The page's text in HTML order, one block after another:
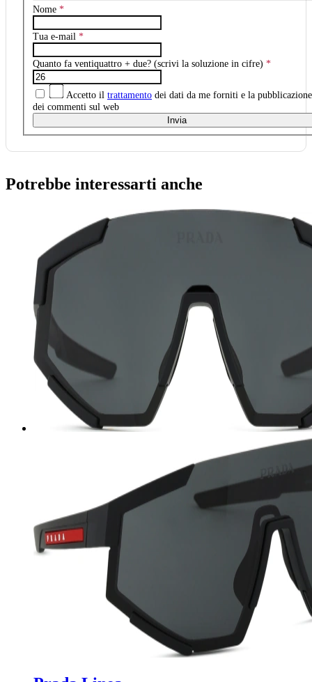
Nome *
Tua e-mail *
Quanto fa ventiquattro + due? (scrivi la soluzione in cifre) *
Accetto il trattamento dei dati da me forniti e la pubblicazione
dei commenti sul web
Invia
Potrebbe interessarti anche